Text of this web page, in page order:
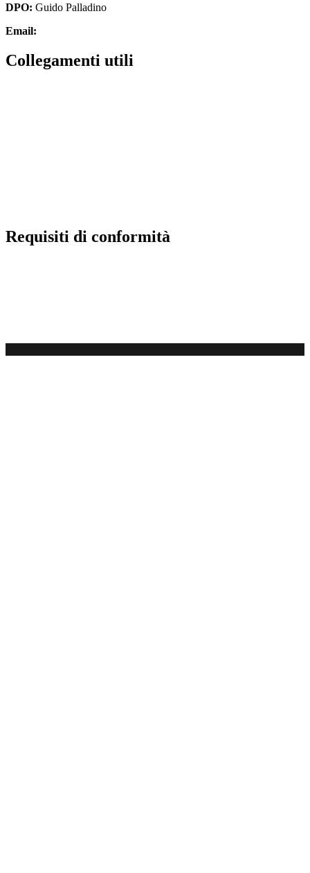
DPO: Guido Palladino
Email:
Collegamenti utili
Requisiti di conformità